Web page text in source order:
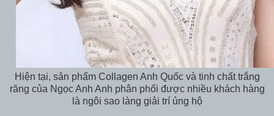
Hiện tại, sản phẩm Collagen Anh Quốc và tinh chất trắng
răng của Ngọc Anh Anh phân phối được nhiều khách hàng
là ngôi sao làng giải trí ủng hộ